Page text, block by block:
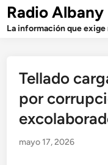
Saltar
contenido
Radio Albany
La información que
Tellado
por
mayo 17, 2026